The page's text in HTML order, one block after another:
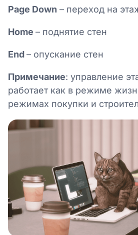
Page Down – переход на
Home – поднятие стен
End– опускание стен
Примечание: управление
работает как в режиме
режимах покупки и